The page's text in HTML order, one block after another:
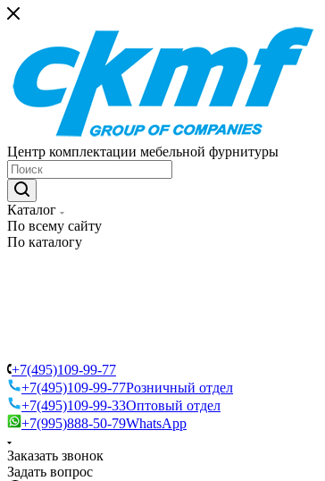
Центр комплектации мебельной фурнитуры
Каталог
По всему сайту
По каталогу
+7(495)109-99-77
+7(495)109-99-77Розничный отдел
+7(495)109-99-33Оптовый отдел
+7(995)888-50-79WhatsApp
Заказать звонок
Задать вопрос